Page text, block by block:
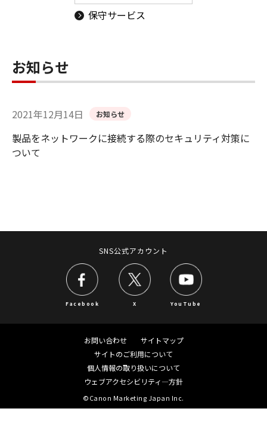
保守サービス
お知らせ
2021年12月14日 お知らせ
製品をネットワークに接続する際のセキュリティ対策に
ついて
SNS公式アカウント
Facebook X YouTube
お問い合わせ
サイトマップ
サイトのご利用について
個人情報の取り扱いについて
ウェブアクセシビリティ―方針
©Canon Marketing Japan Inc.